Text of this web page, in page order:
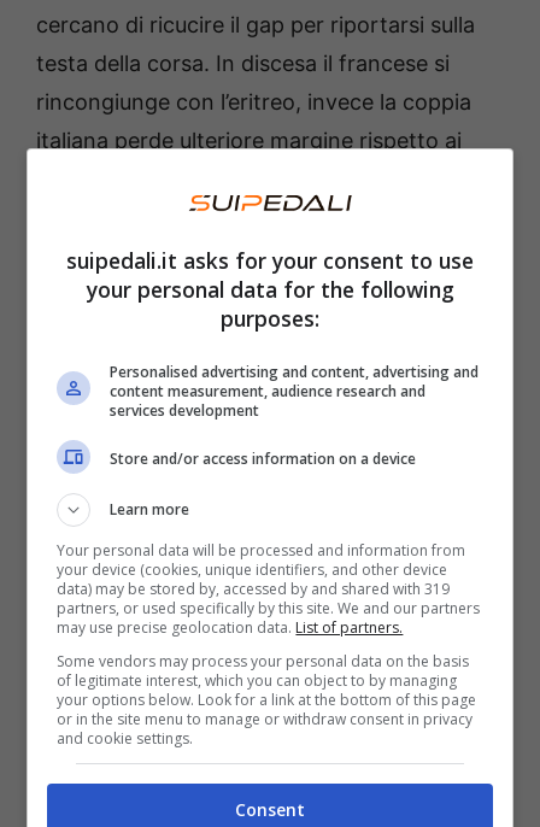
cercano di ricucire il gap per riportarsi sulla
testa della corsa. In discesa il francese si
rincongiunge con l’eritreo, invece la coppia
italiana perde ulteriore margine rispetto ai
consulto con Ghebreigzabhier, transita per
primo all’Intergiro.
Il forcing del gruppo
Fiorelli e Pietrobon vengono ripresi dal
Calmejane e Ghebreigzabhier riescono a
mantenere un 1’45” nei confronti del gruppo
principale. Sulla salita delColle della
Maddalena il plotone inizia a perdere i primi
pezzi poiché le squadre alzano il ritmo per
provare a riprendere i fuggitivi.
Calmejane rimane da solo in testa, ma gli
nei suoi confronti, che ben presto scende al
suipedali.it asks for your consent to use
your personal data for the following
purposes:
Personalised advertising and content, advertising and
content measurement, audience research and
services development
Store and/or access information on a device
Learn more
Your personal data will be processed and information from
your device (cookies, unique identifiers, and other device
data) may be stored by, accessed by and shared with 319
partners, or used specifically by this site. We and our partners
may use precise geolocation data. List of partners.
Some vendors may process your personal data on the basis
of legitimate interest, which you can object to by managing
your options below. Look for a link at the bottom of this page
or in the site menu to manage or withdraw consent in privacy
and cookie settings.
Consent